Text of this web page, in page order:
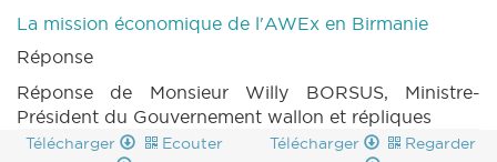
La mission économique de l'AWEx en Birmanie
Réponse
Réponse de Monsieur Willy BORSUS, Ministre-
Président du Gouvernement wallon et répliques
Télécharger Ecouter Télécharger Regarder